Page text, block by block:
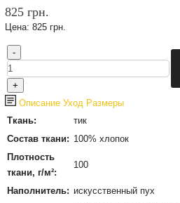
825 грн.
Цена: 825 грн.
Описание Уход Размеры
Ткань:
тик
Состав ткани: 100% хлопок
Плотность
ткани, г/м²:
100
Наполнитель: искусственный пух